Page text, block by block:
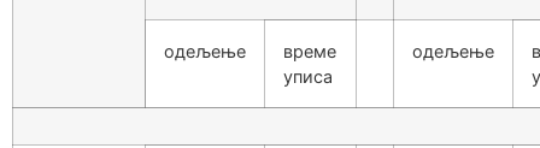
одељењe
време
уписа
одељењe